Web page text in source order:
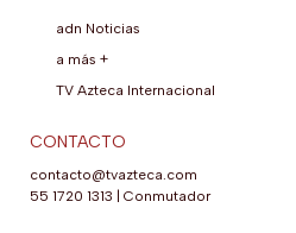
adn Noticias
a más +
TV Azteca Internacional
CONTACTO
contacto@tvazteca.com
55 1720 1313 | Conmutador